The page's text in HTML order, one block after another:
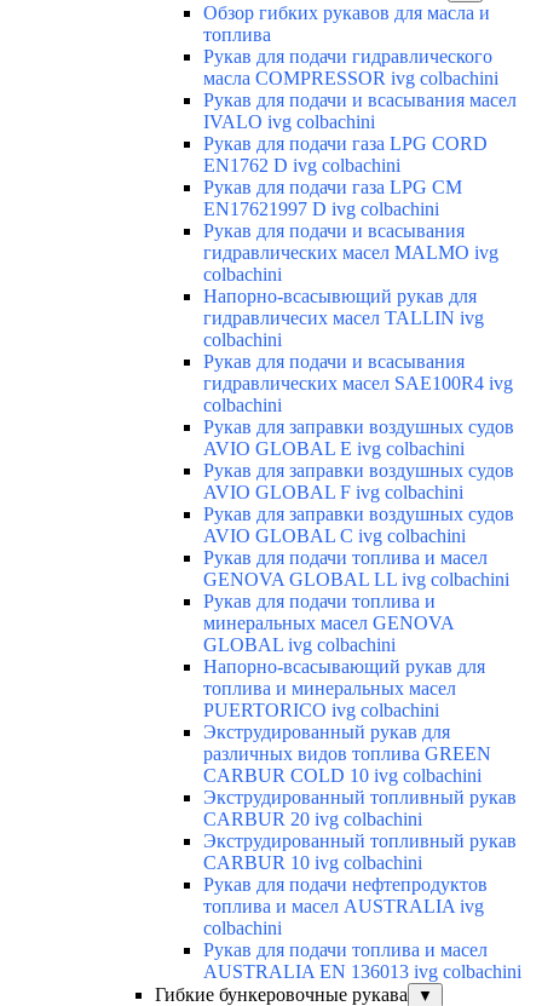
Обзор гибких рукавов для масла и
топлива
Рукав для подачи гидравлического
масла COMPRESSOR ivg colbachini
Рукав для подачи и всасывания масел
IVALO ivg colbachini
Рукав для подачи газа LPG CORD
EN1762 D ivg colbachini
Рукав для подачи газа LPG CM
EN17621997 D ivg colbachini
Рукав для подачи и всасывания
гидравлических масел MALMO ivg
colbachini
Напорно-всасывющий рукав для
гидравличесих масел TALLIN ivg
colbachini
Рукав для подачи и всасывания
гидравлических масел SAE100R4 ivg
colbachini
Рукав для заправки воздушных судов
AVIO GLOBAL E ivg colbachini
Рукав для заправки воздушных судов
AVIO GLOBAL F ivg colbachini
Рукав для заправки воздушных судов
AVIO GLOBAL C ivg colbachini
Рукав для подачи топлива и масел
GENOVA GLOBAL LL ivg colbachini
Рукав для подачи топлива и
минеральных масел GENOVA
GLOBAL ivg colbachini
Напорно-всасывающий рукав для
топлива и минеральных масел
PUERTORICO ivg colbachini
Экструдированный рукав для
различных видов топлива GREEN
CARBUR COLD 10 ivg colbachini
Экструдированный топливный рукав
CARBUR 20 ivg colbachini
Экструдированный топливный рукав
CARBUR 10 ivg colbachini
Рукав для подачи нефтепродуктов
топлива и масел AUSTRALIA ivg
colbachini
Рукав для подачи топлива и масел
AUSTRALIA EN 136013 ivg colbachini
Гибкие бункеровочные рукава
▼